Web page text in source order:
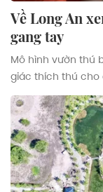
Về Long An
gang tay
Mô hình vườn thú
giác thích thú cho
tương tác với con
(Long An), du
cùng với loài